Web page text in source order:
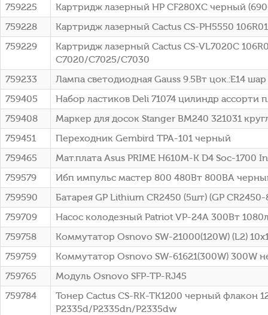
759225
Картридж лазерный HP CF280XC черный
759228
Картридж лазерный Cactus CS-PH5550
759229
Картридж лазерный Cactus CS-VL7020C
C7020/C7025/C7030
759233
Лампа светодиодная Gauss 9.5Вт цок.:E14 шар
759405
Набор ластиков Deli 71074 цилиндр ассорти
759408
Маркер для досок Stanger BM240 321031
759451
Переходник Gembird TPA-101 черный
759465
Мат.плата Asus PRIME H610M-K D4 Soc-1700
759579
Ибп импульс мастер 800 480Вт 800ВА
759590
Батарея GP Lithium CR2450 (5шт) (GP CR2450-
759709
Насос колодезный Patriot VP-24A 300Вт
759758
Коммутатор Osnovo SW-21000(120W) (L2)
759759
Коммутатор Osnovo SW-61621(300W) 300W
759765
Модуль Osnovo SFP-TP-RJ45
759784
Тонер Cactus CS-RK-TK1200 черный флакон
P2335d/P2335dn/P2335dw